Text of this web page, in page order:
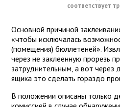
соответствует
Основной причиной
«чтобы исключалась
(помещения) бюллетеней».
через не заклеенную прорезь
затруднительным, а вот через
ящика это сделать гораздо
В положении описаны только